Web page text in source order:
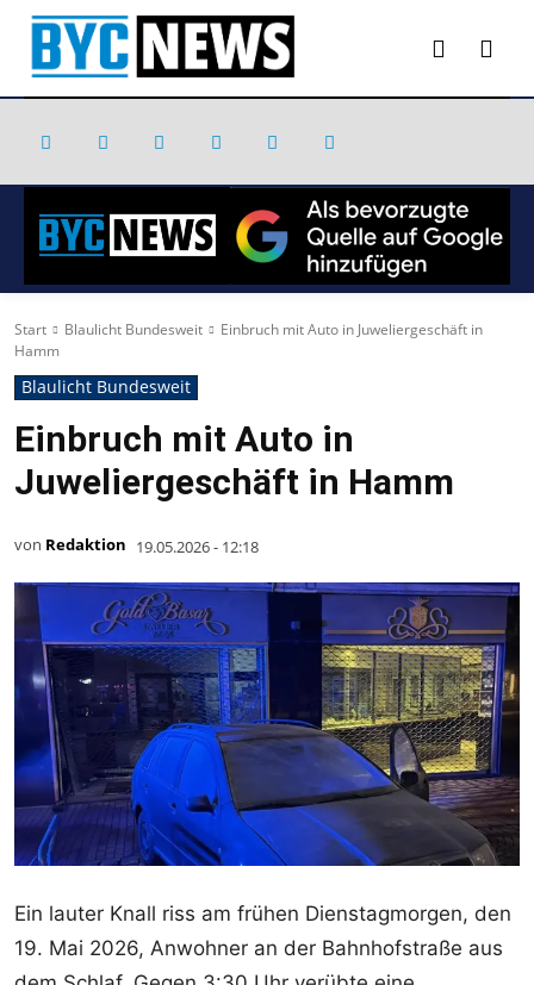
Start Blaulicht Bundesweit
Einbruch mit Auto in Juweliergeschäft in
Hamm
Blaulicht Bundesweit
Einbruch mit Auto in
Juweliergeschäft in Hamm
von Redaktion 19.05.2026 - 12:18
Ein lauter Knall riss am frühen Dienstagmorgen, den
19. Mai 2026, Anwohner an der Bahnhofstraße aus